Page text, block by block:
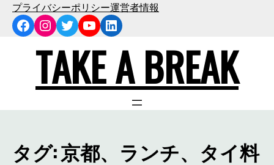
プライバシーポリシー運営者情報
Facebook
Instagram
Twitter
YouTube
LinkedIn
TAKE A BREAK
タグ:京都、ランチ、タイ料